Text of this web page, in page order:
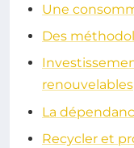
Une
Des
renouvelables
La
Recycler et